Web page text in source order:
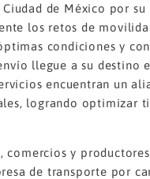
de México por
los retos de
condiciones y
llegue a su destino
encuentran un
logrando optimizar
y
de transporte por